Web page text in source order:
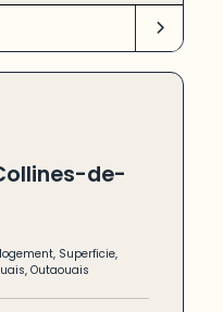
de-
, Superficie,
,Outaouais